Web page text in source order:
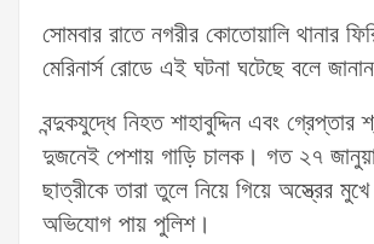
সোমবার রাতে নগরীর কোতোয়ালি থানার
মেরিনার্স রোডে এই ঘটনা ঘটেছে বলে
বন্দুকযুদ্ধে নিহত শাহাবুদ্দিন এবং গ্রেপ্তার
দুজনেই পেশায় গাড়ি চালক। গত ২৭
ছাত্রীকে তারা তুলে নিয়ে গিয়ে অস্ত্রের
অভিযোগ পায় পুলিশ।